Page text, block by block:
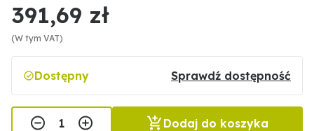
391,69 zł
(W tym VAT)
Dostępny Sprawdź dostępność
Dodaj do koszyka